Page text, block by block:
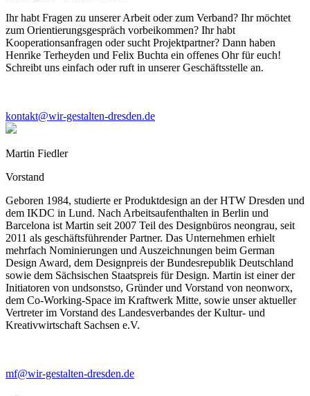
Ihr habt Fragen zu unserer Arbeit oder zum Verband? Ihr möchtet
zum Orientierungsgespräch vorbeikommen? Ihr habt
Kooperationsanfragen oder sucht Projektpartner? Dann haben
Henrike Terheyden und Felix Buchta ein offenes Ohr für euch!
Schreibt uns einfach oder ruft in unserer Geschäftsstelle an.
kontakt@wir-gestalten-dresden.de
Martin Fiedler
Vorstand
Geboren 1984, studierte er Produktdesign an der HTW Dresden und
dem IKDC in Lund. Nach Arbeitsaufenthalten in Berlin und
Barcelona ist Martin seit 2007 Teil des Designbüros neongrau, seit
2011 als geschäftsführender Partner. Das Unternehmen erhielt
mehrfach Nominierungen und Auszeichnungen beim German
Design Award, dem Designpreis der Bundesrepublik Deutschland
sowie dem Sächsischen Staatspreis für Design. Martin ist einer der
Initiatoren von undsonstso, Gründer und Vorstand von neonworx,
dem Co-Working-Space im Kraftwerk Mitte, sowie unser aktueller
Vertreter im Vorstand des Landesverbandes der Kultur- und
Kreativwirtschaft Sachsen e.V.
mf@wir-gestalten-dresden.de